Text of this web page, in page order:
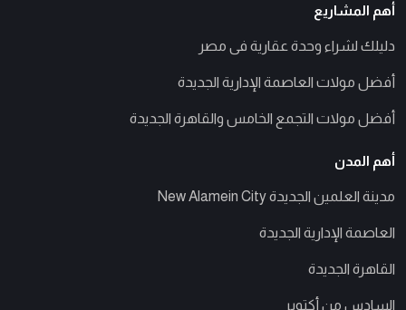
أهم المشاريع
دليلك لشراء وحدة عقارية فى مصر
أفضل مولات العاصمة الإدارية الجديدة
أفضل مولات التجمع الخامس والقاهرة الجديدة
أهم المدن
مدينة العلمين الجديدة New Alamein City
العاصمة الإدارية الجديدة
القاهرة الجديدة
السادس من أكتوبر